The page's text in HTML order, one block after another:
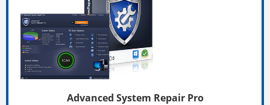
Advanced System Repair Pro